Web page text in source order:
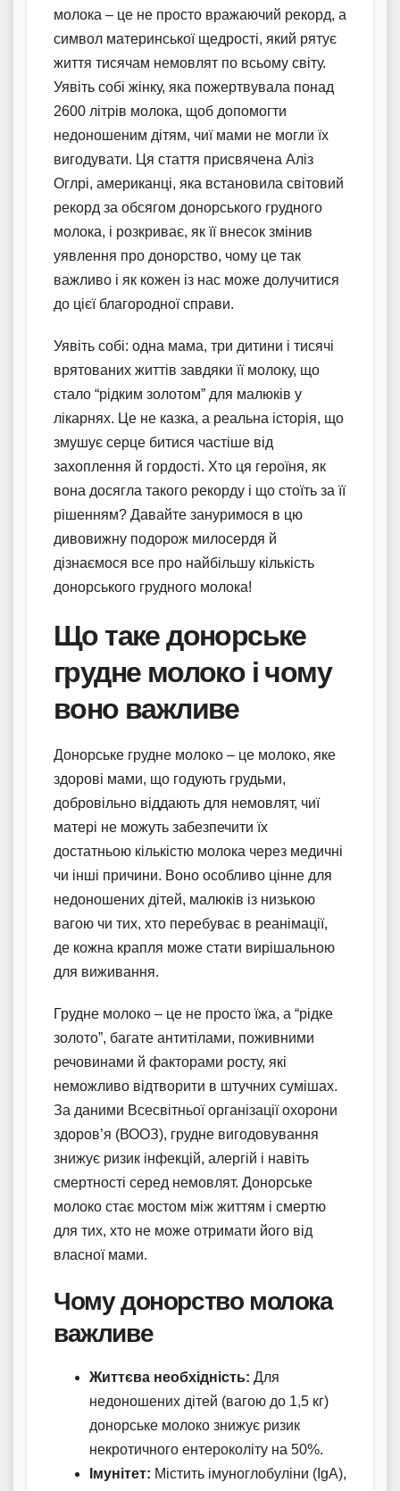
молока – це не просто вражаючий рекорд, а
символ материнської щедрості, який рятує
життя тисячам немовлят по всьому світу.
Уявіть собі жінку, яка пожертвувала понад
2600 літрів молока, щоб допомогти
недоношеним дітям, чиї мами не могли їх
вигодувати. Ця стаття присвячена Аліз
Оглрі, американці, яка встановила світовий
рекорд за обсягом донорського грудного
молока, і розкриває, як її внесок змінив
уявлення про донорство, чому це так
важливо і як кожен із нас може долучитися
до цієї благородної справи.
Уявіть собі: одна мама, три дитини і тисячі
врятованих життів завдяки її молоку, що
стало “рідким золотом” для малюків у
лікарнях. Це не казка, а реальна історія, що
змушує серце битися частіше від
захоплення й гордості. Хто ця героїня, як
вона досягла такого рекорду і що стоїть за її
рішенням? Давайте зануримося в цю
дивовижну подорож милосердя й
дізнаємося все про найбільшу кількість
донорського грудного молока!
Що таке донорське
грудне молоко і чому
воно важливе
Донорське грудне молоко – це молоко, яке
здорові мами, що годують грудьми,
добровільно віддають для немовлят, чиї
матері не можуть забезпечити їх
достатньою кількістю молока через медичні
чи інші причини. Воно особливо цінне для
недоношених дітей, малюків із низькою
вагою чи тих, хто перебуває в реанімації,
де кожна крапля може стати вирішальною
для виживання.
Грудне молоко – це не просто їжа, а “рідке
золото”, багате антитілами, поживними
речовинами й факторами росту, які
неможливо відтворити в штучних сумішах.
За даними Всесвітньої організації охорони
здоров’я (ВООЗ), грудне вигодовування
знижує ризик інфекцій, алергій і навіть
смертності серед немовлят. Донорське
молоко стає мостом між життям і смертю
для тих, хто не може отримати його від
власної мами.
Чому донорство молока
важливе
Життєва необхідність: Для
недоношених дітей (вагою до 1,5 кг)
донорське молоко знижує ризик
некротичного ентероколіту на 50%.
Імунітет: Містить імуноглобуліни (IgA),